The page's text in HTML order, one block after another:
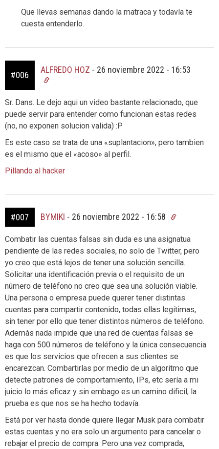
Que llevas semanas dando la matraca y todavía te
cuesta entenderlo.
#006
ALFREDO HOZ - 26 noviembre 2022 - 16:53
Sr. Dans. Le dejo aqui un video bastante relacionado, que
puede servir para entender como funcionan estas redes
(no, no exponen solucion valida) :P
Es este caso se trata de una «suplantacion», pero tambien
es el mismo que el «acoso» al perfil.
Pillando al hacker
#007 BYMIKI - 26 noviembre 2022 - 16:58
Combatir las cuentas falsas sin duda es una asignatua
pendiente de las redes sociales, no solo de Twitter, pero
yo creo que está lejos de tener una solución sencilla.
Solicitar una identificación previa o el requisito de un
número de teléfono no creo que sea una solución viable.
Una persona o empresa puede querer tener distintas
cuentas para compartir contenido, todas ellas legítimas,
sin tener por ello que tener distintos números de teléfono.
Además nada impide que una red de cuentas falsas se
haga con 500 números de teléfono y la única consecuencia
es que los servicios que ofrecen a sus clientes se
encarezcan. Combartirlas por medio de un algoritmo que
detecte patrones de comportamiento, IPs, etc sería a mi
juicio lo más eficaz y sin embago es un camino dificil, la
prueba es que nos se ha hecho todavía.
Está por ver hasta donde quiere llegar Musk para combatir
estas cuentas y no era solo un argumento para cancelar o
rebajar el precio de compra. Pero una vez comprada,